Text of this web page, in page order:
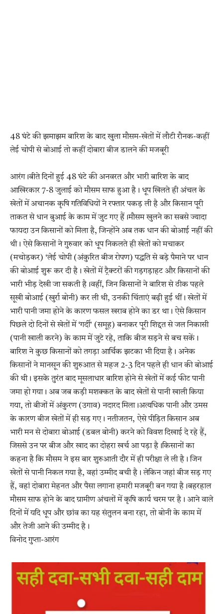
48 घंटे की झमाझम बारिश के बाद खुला मौसम-खेतों में लौटी रौनक-कहीं
लेई चोपी से बोआई तो कहीं दोबारा बीज डालने की मजबूरी
​आरंग।बीते दिनों हुई 48 घंटे की अनवरत और भारी बारिश के बाद
आखिरकार 7-8 जुलाई को मौसम साफ हुआ है। धूप खिलते ही अंचल के
खेतों में अचानक कृषि गतिविधियों ने रफ्तार पकड़ ली है और किसान पूरी
ताकत से धान बुआई के काम में जुट गए हैं।​मौसम खुलने का सबसे ज्यादा
फायदा उन किसानों को मिला है, जिन्होंने अब तक धान की बोआई नहीं की
थी। ऐसे किसानों ने गुरुवार को धूप निकलते ही खेतों को मचाकर
(मचोड़कर) ‘लेई चोपी (अंकुरित बीज रोपण) पद्धति से बड़े पैमाने पर धान
की बोआई शुरू कर दी है। खेतों में ट्रैक्टरों की गड़गड़ाहट और किसानों की
भारी भीड़ देखी जा सकती है।​वहीं, जिन किसानों ने बारिश से ठीक पहले
सूखी बोआई (खुर्रा बोनी) कर ली थी, उनकी चिंताएं बढ़ी हुई थीं। खेतों में
भारी पानी जमा होने के कारण फसल खराब होने का डर था। ऐसे किसान
पिछले दो दिनों से खेतों में ‘गर्दी’ (समूह) बनाकर पूरी शिद्दत से जल निकासी
(पानी खाली करने) के काम में जुटे रहे, ताकि बीज सड़ने से बच सकें।​​
बारिश ने कुछ किसानों को तगड़ा आर्थिक झटका भी दिया है। अनेक
किसानों ने मानसून की शुरुआत से महज 2-3 दिन पहले ही धान की बोआई
की थी। इसके तुरंत बाद मूसलाधार बारिश होने से खेतों में कई फीट पानी
जमा हो गया। अब जब कड़ी मशक्कत के बाद खेतों से पानी खाली किया
गया, तो बीजों में अंकुरण (उगाव) नदारद मिला।अत्यधिक पानी और उमस
के कारण बीज खेतों में ही सड़ गए। नतीजतन, ऐसे पीड़ित किसान अब
भारी मन से दोबारा बोआई (डबल बोनी) करने को विवश दिखाई दे रहे हैं,
जिससे उन पर बीज और खाद का दोहरा खर्च आ पड़ा है।किसानों का
कहना है कि मौसम ने इस बार शुरुआती दौर में ही परीक्षा ले ली है। जिन
खेतों से पानी निकल गया है, वहां उम्मीद बची है। लेकिन जहां बीज सड़ गए
हैं, वहां दोबारा मेहनत और पैसा लगाना हमारी मजबूरी बन गया है।बहरहाल
मौसम साफ होने के बाद ग्रामीण अंचलों में कृषि कार्य चरम पर है। आने वाले
दिनों में यदि धूप और छांव का यह संतुलन बना रहा, तो बोनी के काम में
और तेजी आने की उम्मीद है।
विनोद गुप्ता-आरंग